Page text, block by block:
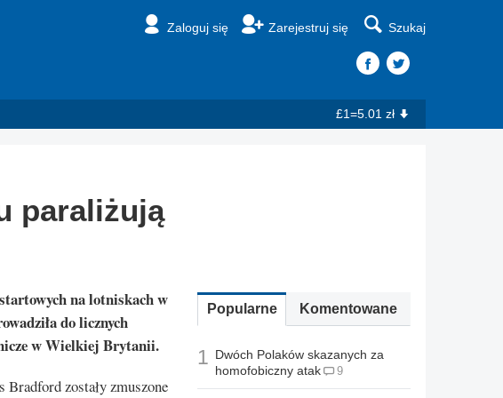
Zaloguj się Zarejestruj się Szukaj
£1=5.01 zł
paraliżują
na lotniskach w
do licznych
w Wielkiej Brytanii.
zostały zmuszone
Popularne Komentowane
1 Dwóch Polaków skazanych za
homofobiczny atak
9